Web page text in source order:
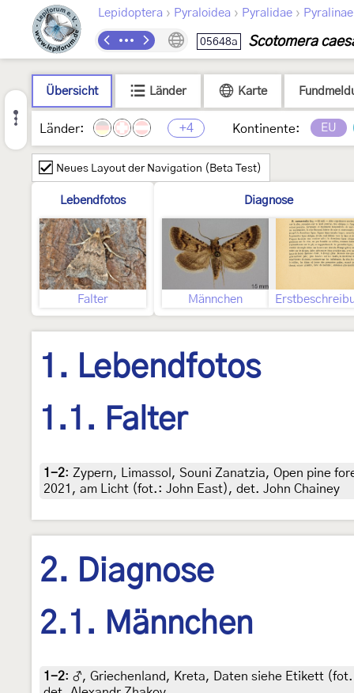
Lepidoptera › Pyraloidea › Pyralidae › Pyralinae
05648a Scotomera
Übersicht Länder Karte
Länder: +4 Kontinente: EU
Neues Layout der Navigation (Beta Test)
Lebendfotos
Falter
Diagnose
Männchen
1. Lebendfotos
1.1. Falter
1-2: Zypern, Limassol, Souni Zanatzia, Open pine
2021, am Licht (fot.: John East), det. John Chainey
2. Diagnose
2.1. Männchen
1-2: ♂, Griechenland, Kreta, Daten siehe Etikett